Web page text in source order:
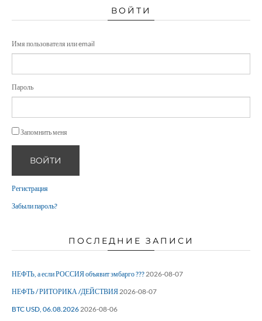
ВОЙТИ
Имя пользователя или email
Пароль
Запомнить меня
ВОЙТИ
Регистрация
Забыли пароль?
ПОСЛЕДНИЕ ЗАПИСИ
НЕФТЬ, а если РОССИЯ объявит эмбарго ??? 2026-08-07
НЕФТЬ / РИТОРИКА /ДЕЙСТВИЯ 2026-08-07
BTC USD, 06.08.2026 2026-08-06